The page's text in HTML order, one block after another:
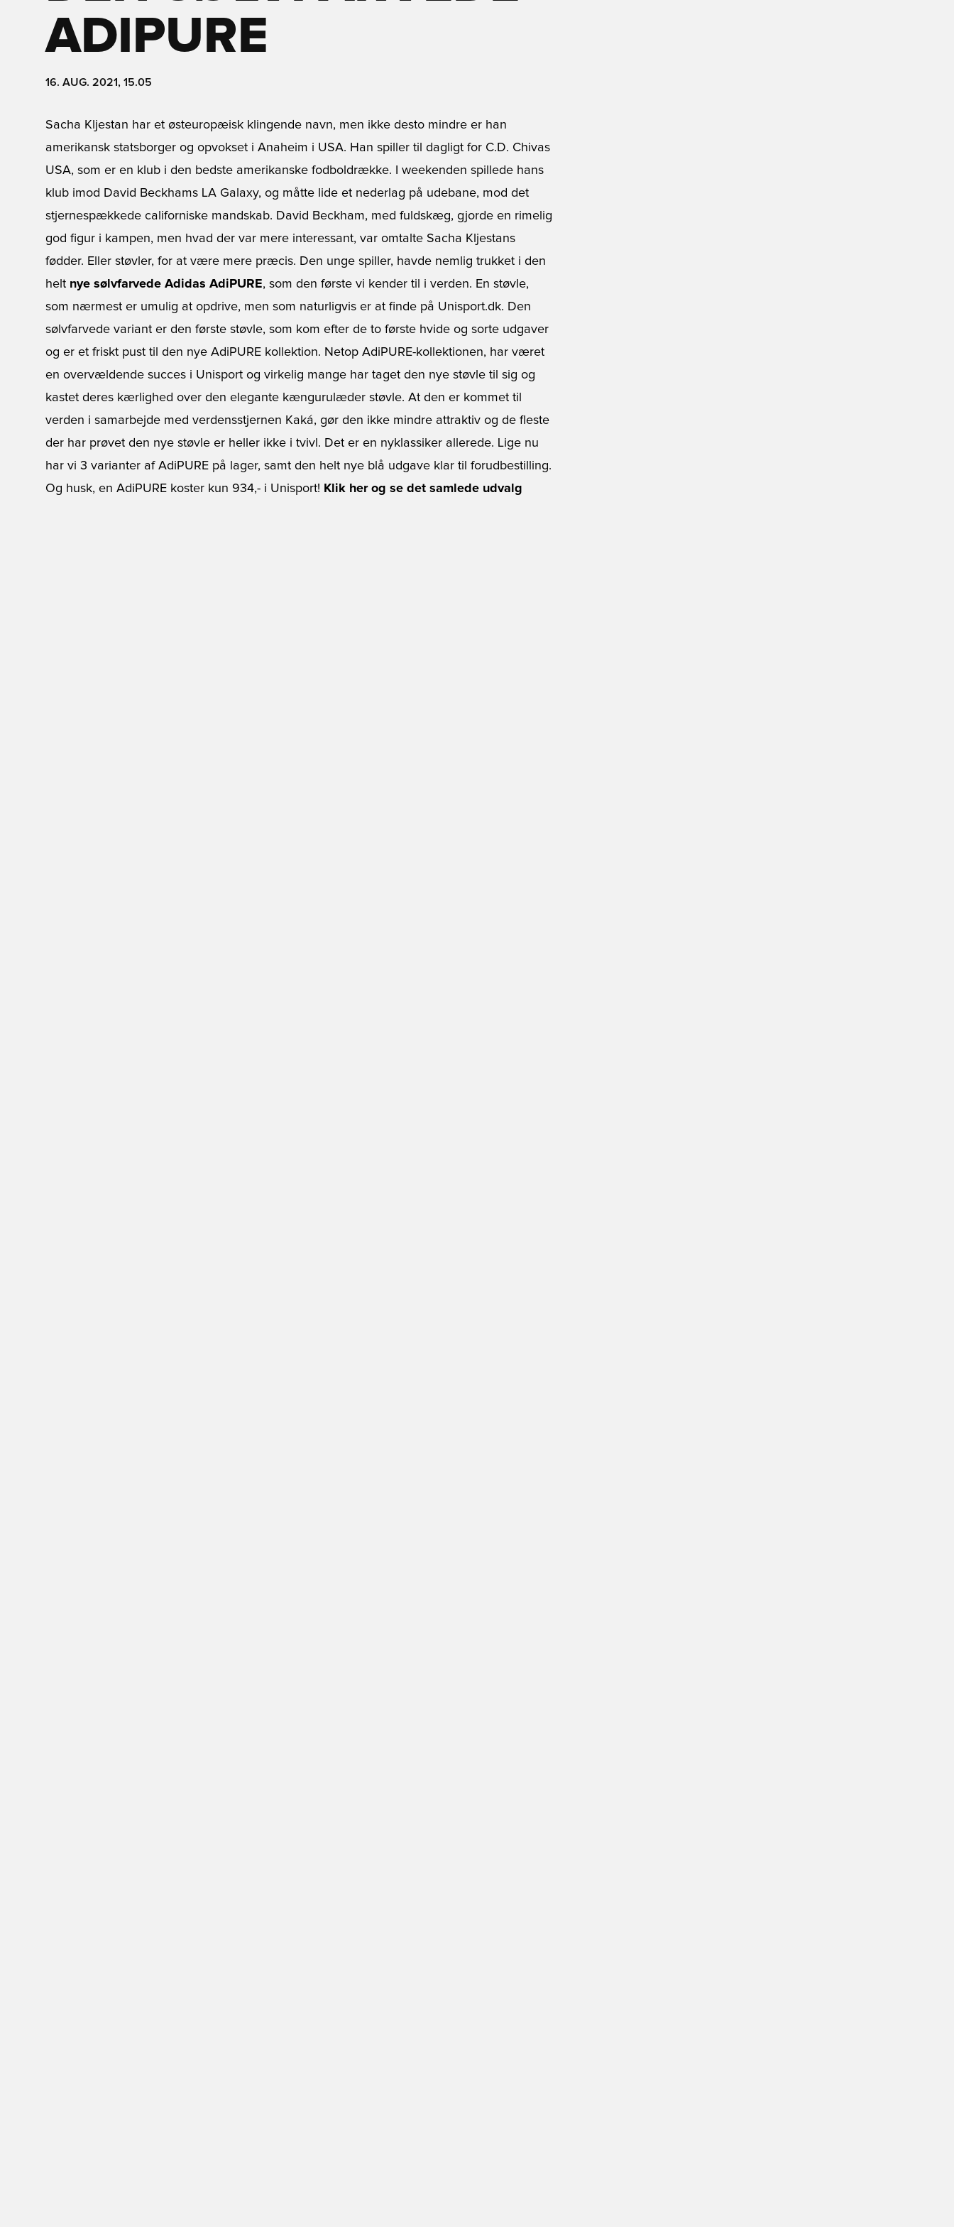
ADIPURE
16. AUG. 2021, 15.05
Sacha Kljestan har et østeuropæisk klingende navn, men ikke desto mindre er han
amerikansk statsborger og opvokset i Anaheim i USA. Han spiller til dagligt for C.D. Chivas
USA, som er en klub i den bedste amerikanske fodboldrække. I weekenden spillede hans
klub imod David Beckhams LA Galaxy, og måtte lide et nederlag på udebane, mod det
stjernespækkede californiske mandskab. David Beckham, med fuldskæg, gjorde en rimelig
god figur i kampen, men hvad der var mere interessant, var omtalte Sacha Kljestans
fødder. Eller støvler, for at være mere præcis. Den unge spiller, havde nemlig trukket i den
helt nye sølvfarvede Adidas AdiPURE, som den første vi kender til i verden. En støvle,
som nærmest er umulig at opdrive, men som naturligvis er at finde på Unisport.dk. Den
sølvfarvede variant er den første støvle, som kom efter de to første hvide og sorte udgaver
og er et friskt pust til den nye AdiPURE kollektion. Netop AdiPURE-kollektionen, har været
en overvældende succes i Unisport og virkelig mange har taget den nye støvle til sig og
kastet deres kærlighed over den elegante kængurulæder støvle. At den er kommet til
verden i samarbejde med verdensstjernen Kaká, gør den ikke mindre attraktiv og de fleste
der har prøvet den nye støvle er heller ikke i tvivl. Det er en nyklassiker allerede. Lige nu
har vi 3 varianter af AdiPURE på lager, samt den helt nye blå udgave klar til forudbestilling.
Og husk, en AdiPURE koster kun 934,- i Unisport! Klik her og se det samlede udvalg